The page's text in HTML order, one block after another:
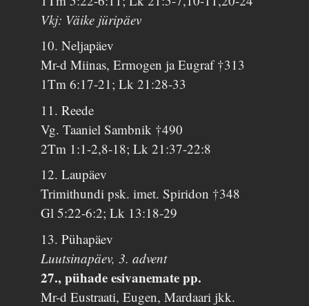
Vkj: Väike jüripäev
10. Neljapäev
Mr-d Miinas, Ermogen ja Eugraf †313
1Tm 6:17-21; Lk 21:28-33
11. Reede
Vg. Taaniel Sambnik †490
2Tm 1:1-2,8-18; Lk 21:37-22:8
12. Laupäev
Trimithundi psk. imet. Spiridon †348
Gl 5:22-6:2; Lk 13:18-29
13. Pühapäev
Luutsinapäev, 3. advent
27., pühade esivanemate pp.
Mr-d Eustraati, Eugen, Mardaari jkk.